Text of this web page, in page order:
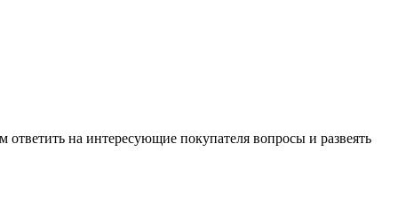
на интересующие покупателя вопросы и развеять